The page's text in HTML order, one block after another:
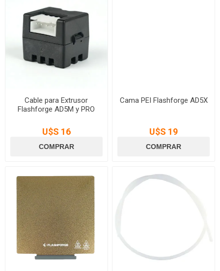
Cable para Extrusor
Flashforge AD5M y PRO
U$S 16
Cama PEI Flashforge AD5X
U$S 19